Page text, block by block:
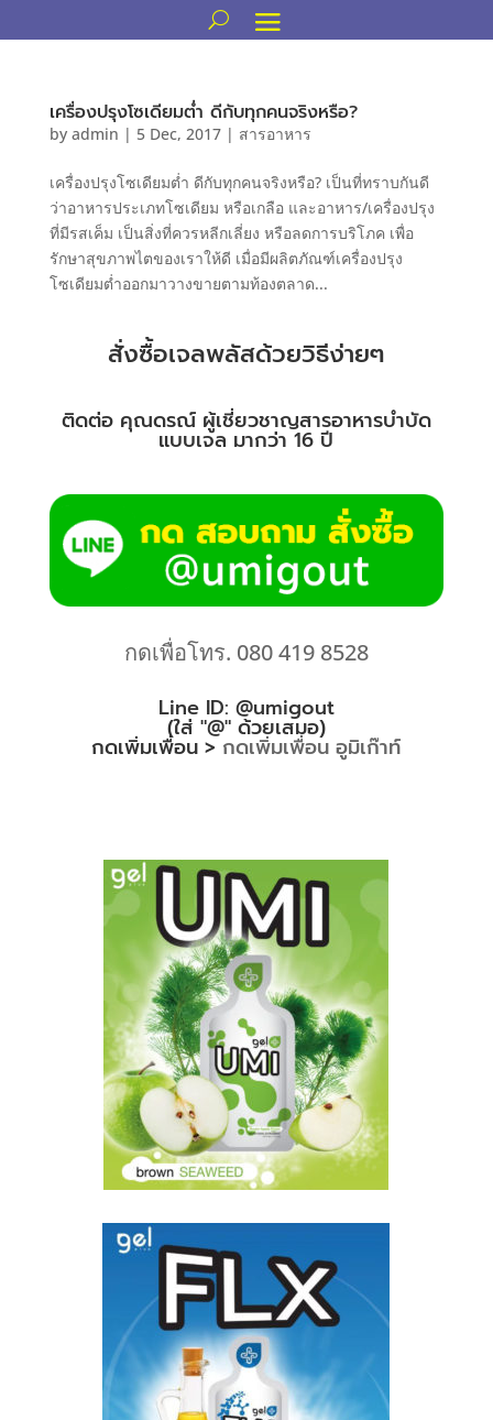
เครื่องปรุงโซเดียมต่ำ ดีกับทุกคนจริงหรือ?
by admin | 5 Dec, 2017| สารอาหาร
เครื่องปรุงโซเดียมต่ำ ดีกับทุกคนจริงหรือ? เป็นที่ทราบกันดี
ว่าอาหารประเภทโซเดียม หรือเกลือ และอาหาร/เครื่องปรุง
ที่มีรสเค็ม เป็นสิ่งที่ควรหลีกเลี่ยง หรือลดการบริโภค เพื่อ
รักษาสุขภาพไตของเราให้ดี เมื่อมีผลิตภัณฑ์เครื่องปรุง
โซเดียมต่ำออกมาวางขายตามท้องตลาด...
สั่งซื้อเจลพลัสด้วยวิธีง่ายๆ
ติดต่อ คุณดรณ์ ผู้เชี่ยวชาญสารอาหารบำบัด
แบบเจล มากว่า 16 ปี
กดเพื่อโทร. 080 419 8528
Line ID: @umigout
(ใส่ "@" ด้วยเสมอ)
กดเพิ่มเพื่อน > กดเพิ่มเพื่อน อูมิเก๊าท์